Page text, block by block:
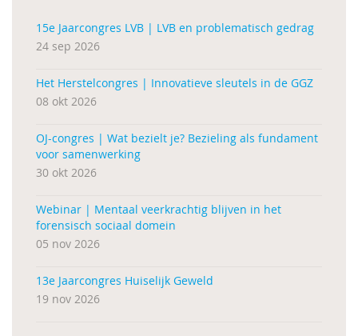
15e Jaarcongres LVB | LVB en problematisch gedrag
24 sep 2026
Het Herstelcongres | Innovatieve sleutels in de GGZ
08 okt 2026
OJ-congres | Wat bezielt je? Bezieling als fundament
voor samenwerking
30 okt 2026
Webinar | Mentaal veerkrachtig blijven in het
forensisch sociaal domein
05 nov 2026
13e Jaarcongres Huiselijk Geweld
19 nov 2026